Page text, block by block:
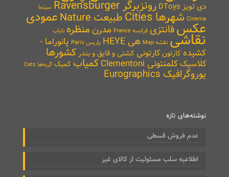
دی تویز DToys
رونزبرگر Ravensburger
سینما
Cinema شهرها Cities طبیعت Nature عمودی
عکسفانتزی فرانسه France مدرنمنظره نایاب نقاشی نقشه Map هی HEYE پاریس Paris
پانوراما -
کشیده کارتونکارتونی کشتی و قایق و بندر کشورها
کلاسیککلمنتونی Clementoni کمیاب کمیک گربه‌ها Cats
یوروگرافیک Eurographics
نوشته‌های تازه
عدم فروش قسطی
اطلاعیه سلب مسئولیت از کالای غیر